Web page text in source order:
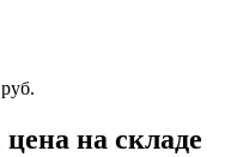
на складе